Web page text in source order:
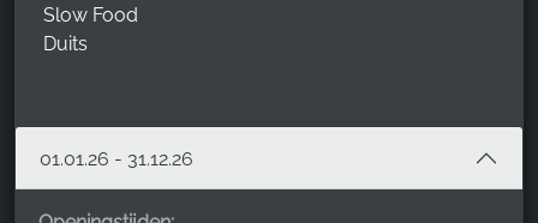
Slow Food
Duits
01.01.26 - 31.12.26